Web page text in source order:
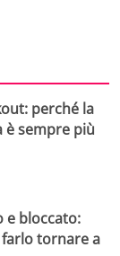
perché la
è sempre più
e bloccato:
tornare a